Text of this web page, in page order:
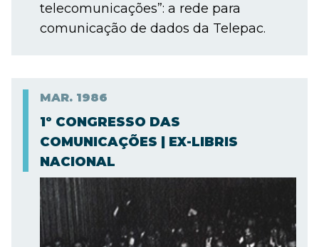
telecomunicações”: a rede para
comunicação de dados da Telepac.
MAR. 1986
1º CONGRESSO DAS
COMUNICAÇÕES | EX-LIBRIS
NACIONAL